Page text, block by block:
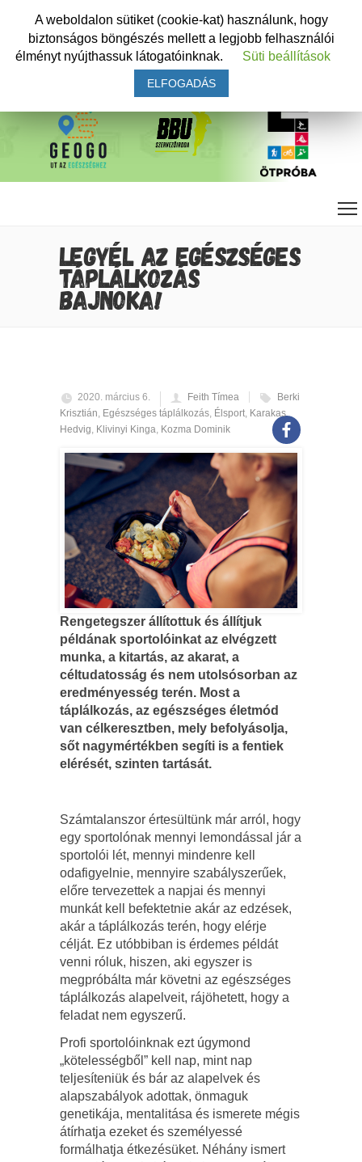
LEGYÉL AZ EGÉSZSÉGES
TÁPLÁLKOZÁS
BAJNOKA!
2020. március 6. Feith Tímea
Berki
Krisztián, Egészséges táplálkozás, Élsport, Karakas
Hedvig, Klivinyi Kinga, Kozma Dominik
Rengetegszer állítottuk és állítjuk
példának sportolóinkat az elvégzett
munka, a kitartás, az akarat, a
céltudatosság és nem utolsósorban az
eredményesség terén. Most a
táplálkozás, az egészséges életmód
van célkeresztben, mely befolyásolja,
sőt nagymértékben segíti is a fentiek
elérését, szinten tartását.
Számtalanszor értesültünk már arról, hogy
egy sportolónak mennyi lemondással jár a
sportolói lét, mennyi mindenre kell
odafigyelnie, mennyire szabályszerűek,
előre tervezettek a napjai és mennyi
munkát kell befektetnie akár az edzések,
akár a táplálkozás terén, hogy elérje
célját. Ez utóbbiban is érdemes példát
venni róluk, hiszen, aki egyszer is
megpróbálta már követni az egészséges
táplálkozás alapelveit, rájöhetett, hogy a
feladat nem egyszerű.
Profi sportolóinknak ezt úgymond
„kötelességből” kell nap, mint nap
teljesíteniük és bár az alapelvek és
alapszabályok adottak, önmaguk
genetikája, mentalitása és ismerete mégis
átírhatja ezeket és személyessé
formálhatja étkezésüket. Néhány ismert
A weboldalon sütiket (cookie-kat) használunk, hogy
biztonságos böngészés mellett a legjobb felhasználói
élményt nyújthassuk látogatóinknak.
Süti beállítások
ELFOGADÁS